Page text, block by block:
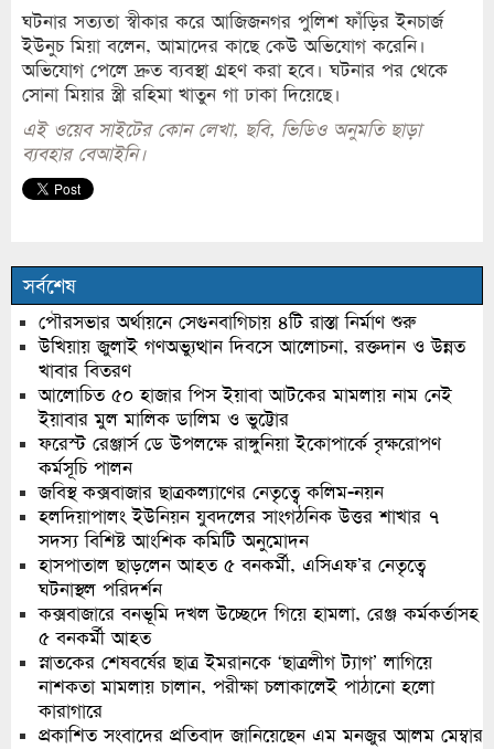
ঘটনার সত্যতা স্বীকার করে আজিজনগর পুলিশ ফাঁড়ির ইনচার্জ
ইউনুচ মিয়া বলেন, আমাদের কাছে কেউ অভিযোগ করেনি।
অভিযোগ পেলে দ্রুত ব্যবস্থা গ্রহণ করা হবে। ঘটনার পর থেকে
সোনা মিয়ার স্ত্রী রহিমা খাতুন গা ঢাকা দিয়েছে।
এই ওয়েব সাইটের কোন লেখা, ছবি, ভিডিও অনুমতি ছাড়া
ব্যবহার বেআইনি।
সর্বশেষ
পৌরসভার অর্থায়নে সেগুনবাগিচায় ৪টি রাস্তা নির্মাণ শুরু
উখিয়ায় জুলাই গণঅভ্যুত্থান দিবসে আলোচনা, রক্তদান ও উন্নত
খাবার বিতরণ
আলোচিত ৫০ হাজার পিস ইয়াবা আটকের মামলায় নাম নেই
ইয়াবার মুল মালিক ডালিম ও ভুট্টোর
ফরেস্ট রেঞ্জার্স ডে উপলক্ষে রাঙ্গুনিয়া ইকোপার্কে বৃক্ষরোপণ
কর্মসূচি পালন
জবিস্থ কক্সবাজার ছাত্রকল্যাণের নেতৃত্বে কলিম-নয়ন
হলদিয়াপালং ইউনিয়ন যুবদলের সাংগঠনিক উত্তর শাখার ৭
সদস্য বিশিষ্ট আংশিক কমিটি অনুমোদন
হাসপাতাল ছাড়লেন আহত ৫ বনকর্মী, এসিএফ’র নেতৃত্বে
ঘটনাস্থল পরিদর্শন
কক্সবাজারে বনভূমি দখল উচ্ছেদে গিয়ে হামলা, রেঞ্জ কর্মকর্তাসহ
৫ বনকর্মী আহত
স্নাতকের শেষবর্ষের ছাত্র ইমরানকে ‘ছাত্রলীগ ট্যাগ’ লাগিয়ে
নাশকতা মামলায় চালান, পরীক্ষা চলাকালেই পাঠানো হলো
কারাগারে
প্রকাশিত সংবাদের প্রতিবাদ জানিয়েছেন এম মনজুর আলম মেম্বার